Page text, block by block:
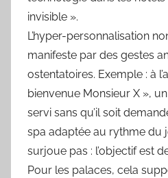
invisible ».
L’hyper-personnalisation
manifeste par des gestes
ostentatoires. Exemple : à
bienvenue Monsieur X »,
servi sans qu’il soit
spa adaptée au rythme du
surjoue pas : l’objectif est
Pour les palaces, cela